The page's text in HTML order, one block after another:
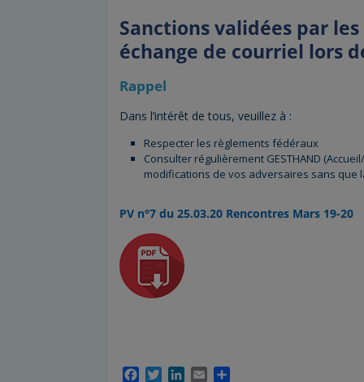
Sanctions validées par
échange de courriel lors
Rappel
Dans l’intérêt de tous, veuillez à :
Respecter les règlements fédéraux
Consulter régulièrement GESTHAND
modifications de vos adversaires sans que
PV n°7 du 25.03.20 Rencontres Mars 19-20